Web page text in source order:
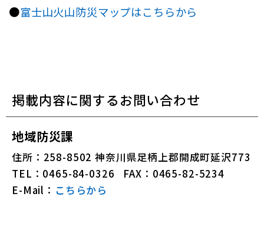
●富士山火山防災マップはこちらから
掲載内容に関するお問い合わせ
地域防災課
住所：258-8502 神奈川県足柄上郡開成町延沢773
TEL：0465-84-0326
FAX：0465-82-5234
E-Mail： こちらから